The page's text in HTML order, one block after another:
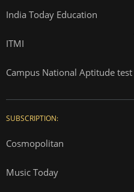
India Today Education
ITMI
Campus National Aptitude test
SUBSCRIPTION:
Cosmopolitan
Music Today